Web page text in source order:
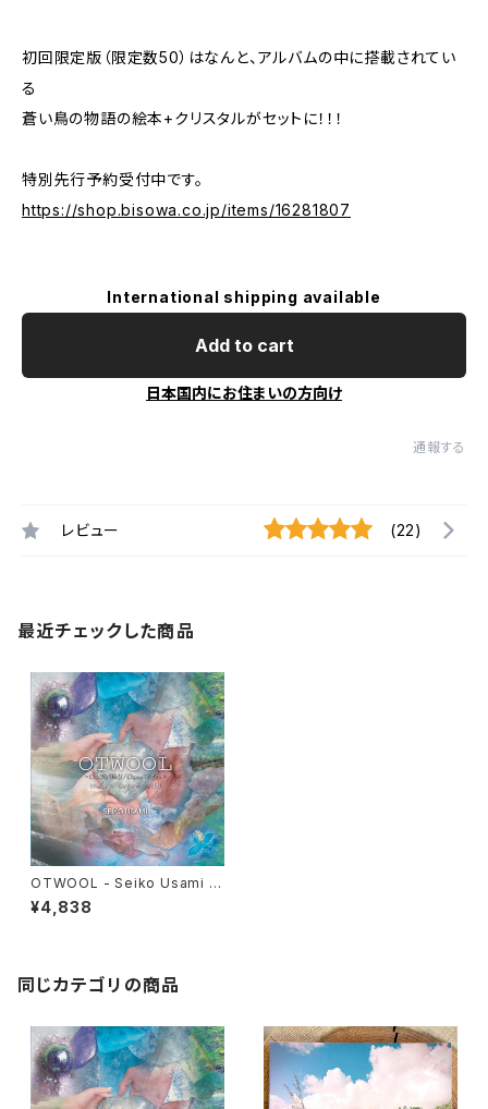
初回限定版（限定数50）はなんと、アルバムの中に搭載されてい
る
蒼い鳥の物語の絵本+クリスタルがセットに！！！
特別先行予約受付中です。
https://shop.bisowa.co.jp/items/16281807
International shipping available
Add to cart
日本国内にお住まいの方向け
通報する
レビュー (22)
最近チェックした商品
OTWOOL - Seiko Usami 1s
t フルアルバム
¥4,838
同じカテゴリの商品